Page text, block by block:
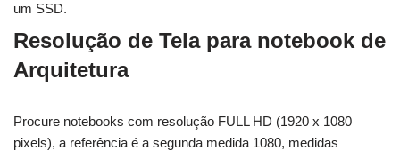
um SSD.
Resolução de Tela para notebook de
Arquitetura
Procure notebooks com resolução FULL HD (1920 x 1080
pixels), a referência é a segunda medida 1080, medidas